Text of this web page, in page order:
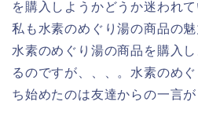
を購入しようかどうか迷われ
私も水素のめぐり湯の商品の魅
水素のめぐり湯の商品を購入
るのですが、、、。水素のめ
ち始めたのは友達からの一言